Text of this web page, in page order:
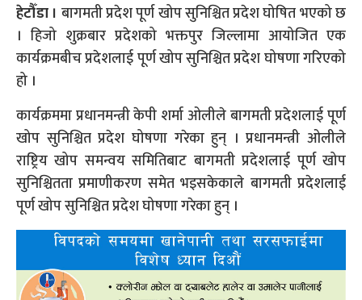
हेटौँडा । बागमती प्रदेश पूर्ण खोप सुनिश्चित प्रदेश घोषित भएको छ
। हिजो शुक्रबार प्रदेशको भक्तपुर जिल्लामा आयोजित एक
कार्यक्रमबीच प्रदेशलाई पूर्ण खोप सुनिश्चित प्रदेश घोषणा गरिएको
हो ।
कार्यक्रममा प्रधानमन्त्री केपी शर्मा ओलीले बागमती प्रदेशलाई पूर्ण
खोप सुनिश्चित प्रदेश घोषणा गरेका हुन् । प्रधानमन्त्री ओलीले
राष्ट्रिय खोप समन्वय समितिबाट बागमती प्रदेशलाई पूर्ण खोप
सुनिश्चितता प्रमाणीकरण समेत भइसकेकाले बागमती प्रदेशलाई
पूर्ण खोप सुनिश्चित प्रदेश घोषणा गरेका हुन् ।